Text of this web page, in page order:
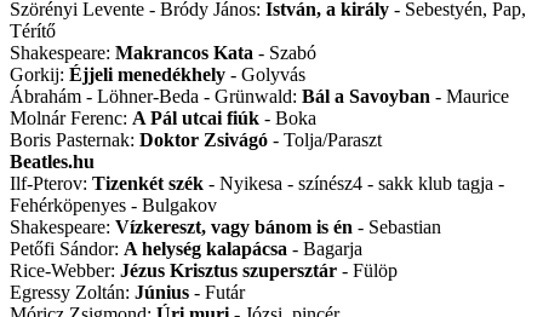
Szörényi Levente - Bródy János: István, a király - Sebestyén, Pap,
Térítő
Shakespeare: Makrancos Kata - Szabó
Gorkij: Éjjeli menedékhely - Golyvás
Ábrahám - Löhner-Beda - Grünwald: Bál a Savoyban - Maurice
Molnár Ferenc: A Pál utcai fiúk - Boka
Boris Pasternak: Doktor Zsivágó - Tolja/Paraszt
Beatles.hu
Ilf-Pterov: Tizenkét szék - Nyikesa - színész4 - sakk klub tagja -
Fehérköpenyes - Bulgakov
Shakespeare: Vízkereszt, vagy bánom is én - Sebastian
Petőfi Sándor: A helység kalapácsa - Bagarja
Rice-Webber: Jézus Krisztus szupersztár - Fülöp
Egressy Zoltán: Június - Futár